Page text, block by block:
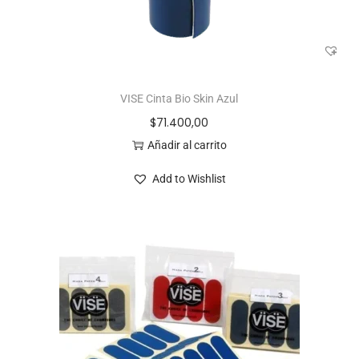
VISE Cinta Bio Skin Azul
$71.400,00
Añadir al carrito
Add to Wishlist